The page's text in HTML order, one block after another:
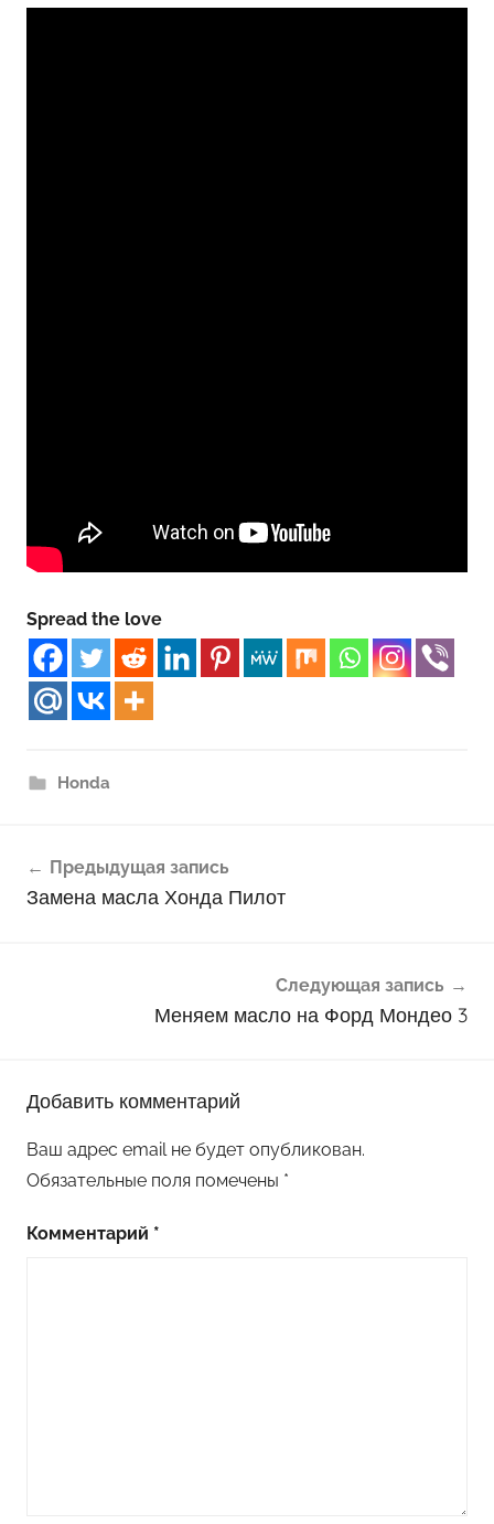
Spread the love
Honda
по
Предыдущая запись
Замена масла Хонда Пилот
Следующая запись
Меняем масло на Форд Мондео 3
Добавить комментарий
Ваш адрес email не будет опубликован.
Обязательные поля помечены *
Комментарий *